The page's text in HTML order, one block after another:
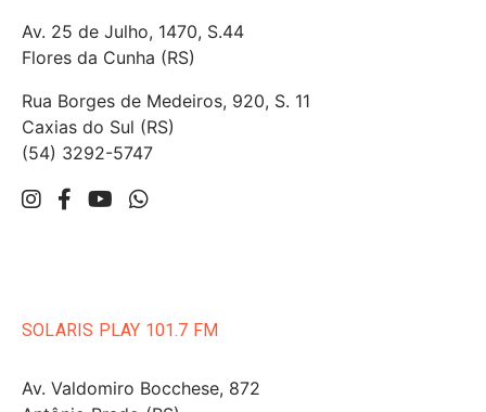
Av. 25 de Julho, 1470, S.44
Flores da Cunha (RS)
Rua Borges de Medeiros, 920, S. 11
Caxias do Sul (RS)
(54) 3292-5747
SOLARIS PLAY 101.7 FM
Av. Valdomiro Bocchese, 872